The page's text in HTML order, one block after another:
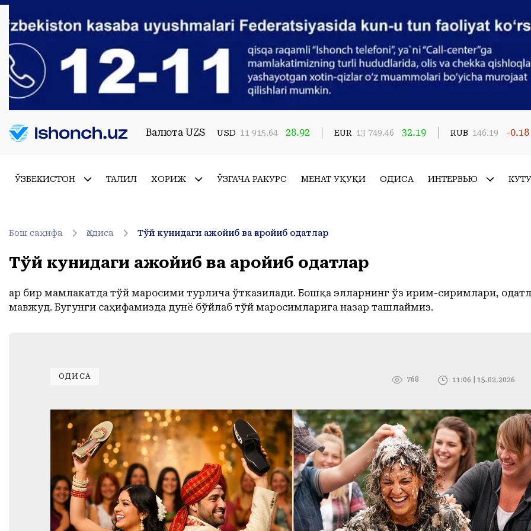
Валюта UZS USD 11 915.64 28.92 EUR 13 749.46 32.19 RUB 146.19 -0.18
ЎЗБЕКИСТОН ТАҲЛИЛ ХОРИЖ ЎЗГАЧА РАКУРС МЕҲНАТ ҲУҚУҚИ ҲОДИСА ИНТЕРВЬЮ
Бош саҳифа Ҳодиса Тўй кунидаги ажойиб ва ғаройиб одатлар
Тўй кунидаги ажойиб ва ғаройиб одатлар
Ҳар бир мамлакатда тўй маросими турлича ўтказилади. Бошқа элларнинг ўз ирим-сиримлари,
мавжуд. Бугунги саҳифамизда дунё бўйлаб тўй маросимларига назар ташлаймиз.
ҲОДИСА 768 11:06 | 15.02.2026